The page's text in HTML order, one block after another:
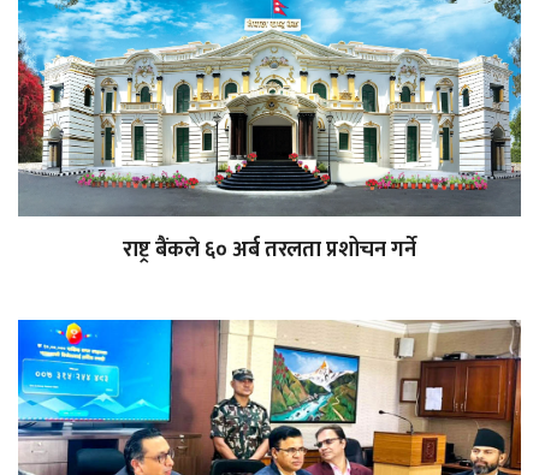
राष्ट्र बैंकले ६० अर्ब तरलता प्रशोचन गर्ने